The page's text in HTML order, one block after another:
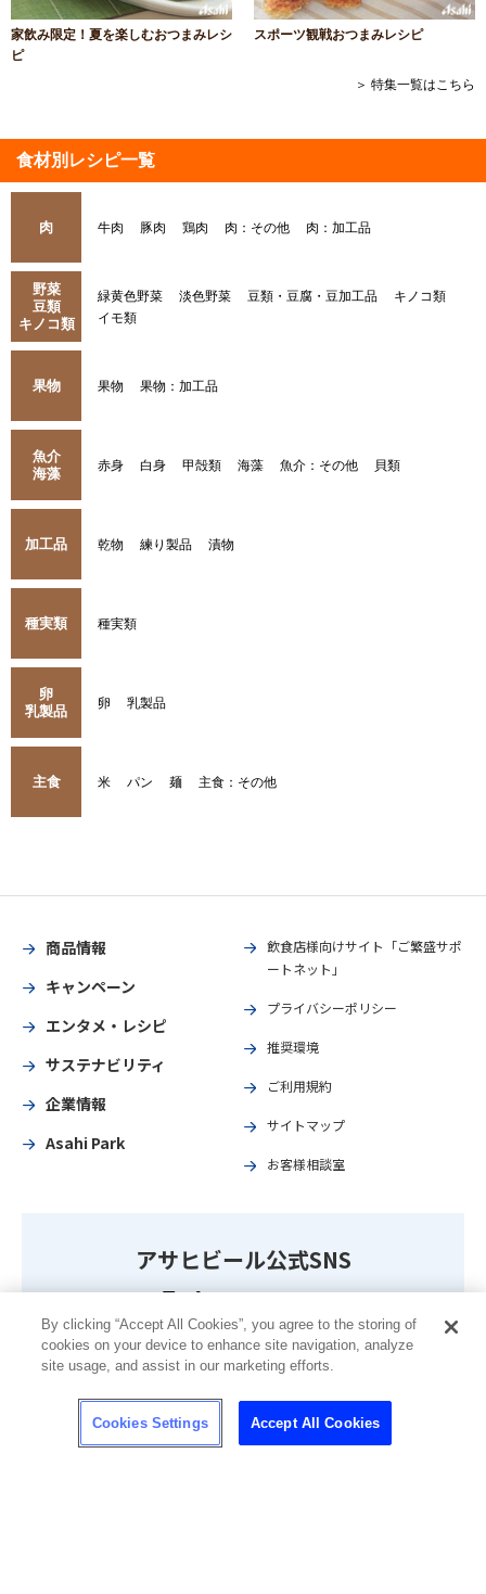
家飲み限定！夏を楽しむおつまみレシ
ピ
スポーツ観戦おつまみレシピ
＞ 特集一覧はこちら
食材別レシピ一覧
肉 牛肉 豚肉 鶏肉 肉：その他 肉：加工品
野菜
豆類
キノコ類
緑黄色野菜 淡色野菜 豆類・豆腐・豆加工品
キノコ類
イモ類
果物 果物 果物：加工品
魚介
海藻
赤身 白身 甲殻類 海藻 魚介：その他 貝類
加工品 乾物 練り製品 漬物
種実類 種実類
卵
乳製品
卵 乳製品
主食 米 パン 麺 主食：その他
商品情報
キャンペーン
エンタメ・レシピ
サステナビリティ
企業情報
Asahi Park
飲食店様向けサイト「ご繁盛サポ
ートネット」
プライバシーポリシー
推奨環境
ご利用規約
サイトマップ
お客様相談室
アサヒビール公式SNS
最新商品やキャンペーン情報、CMやメイキング動画などを掲載
※お酒にまつわる情報については、20歳未満の方への共有(シェ
ア)はご遠慮ください。
By clicking “Accept All Cookies”, you agree to the storing of
cookies on your device to enhance site navigation, analyze
site usage, and assist in our marketing efforts.
Cookies Settings Accept All Cookies